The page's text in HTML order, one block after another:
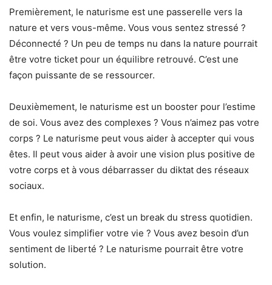
Premièrement, le naturisme est une passerelle vers la
nature et vers vous-même. Vous vous sentez stressé ?
Déconnecté ? Un peu de temps nu dans la nature pourrait
être votre ticket pour un équilibre retrouvé. C’est une
façon puissante de se ressourcer.
Deuxièmement, le naturisme est un booster pour l’estime
de soi. Vous avez des complexes ? Vous n’aimez pas votre
corps ? Le naturisme peut vous aider à accepter qui vous
êtes. Il peut vous aider à avoir une vision plus positive de
votre corps et à vous débarrasser du diktat des réseaux
sociaux.
Et enfin, le naturisme, c’est un break du stress quotidien.
Vous voulez simplifier votre vie ? Vous avez besoin d’un
sentiment de liberté ? Le naturisme pourrait être votre
solution.